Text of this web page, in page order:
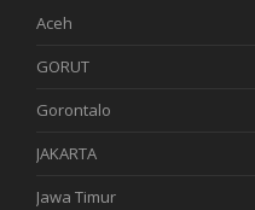
Aceh
GORUT
Gorontalo
JAKARTA
Jawa Timur